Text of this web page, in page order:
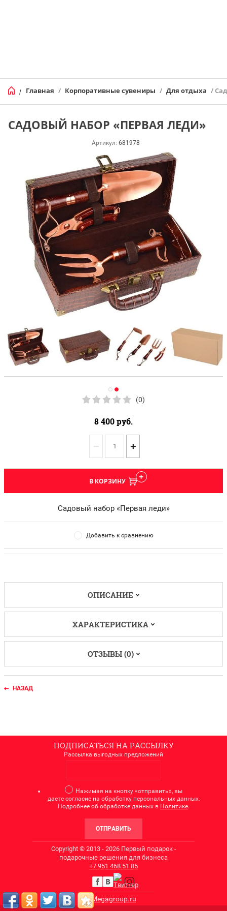
/ Главная / Корпоративные сувениры / Для отдыха /
САДОВЫЙ НАБОР «ПЕРВАЯ ЛЕДИ»
Артикул: 681978
(0)
8 400руб.
− +
В КОРЗИНУ
Садовый набор «Первая леди»
Добавить к сравнению
ОПИСАНИЕ
ХАРАКТЕРИСТИКА
ОТЗЫВЫ (0)
НАЗАД
ПОДПИСАТЬСЯ НА РАССЫЛКУ
Рассылка выгодных предложений
Нажимая на кнопку «отправить», вы
даете согласие на обработку персональных данных.
Подробнее об обработке данных в Политике.
ОТПРАВИТЬ
Copyright © 2013 - 2026 Первый подарок -
подарочные решения для бизнеса
+7 951 468 51 85
Megagroup.ru